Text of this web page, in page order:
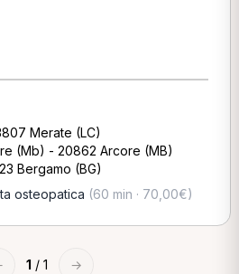
Merate (LC)
(Mb) - 20862 Arcore (MB)
Bergamo (BG)
osteopatica (60 min · 70,00€)
1 / 1 →